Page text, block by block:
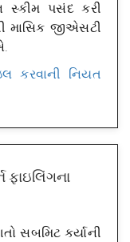
સ્કીમ પસંદ કરી
માસિક જીએસટી
કરવાની નિયત
ફાઇલિંગના
સબમિટ કર્યાની